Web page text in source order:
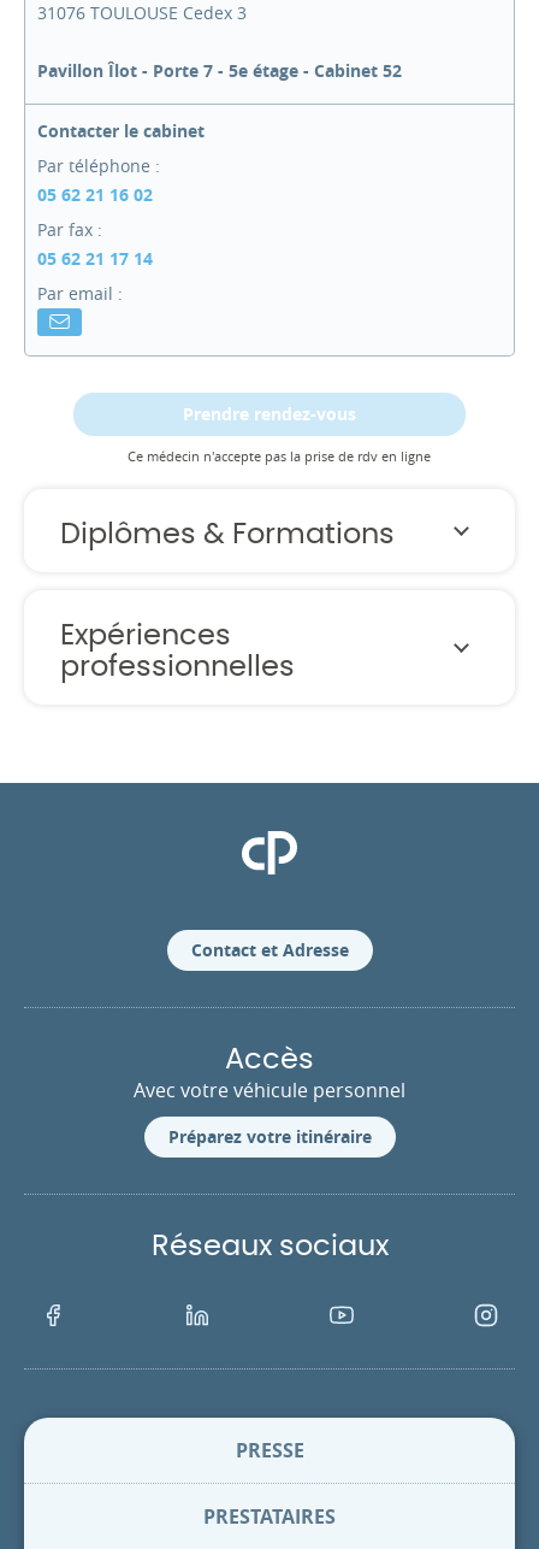
31076 TOULOUSE Cedex 3
Pavillon Îlot - Porte 7 - 5e étage - Cabinet 52
Contacter le cabinet
Par téléphone :
05 62 21 16 02
Par fax :
05 62 21 17 14
Par email :
Prendre rendez-vous
Ce médecin n'accepte pas la prise de rdv en ligne
Diplômes & Formations
Expériences
professionnelles
Clinique Pasteur
Contact et Adresse
Accès
Avec votre véhicule personnel
Préparez votre itinéraire
Réseaux sociaux
Facebook LinkedIn Youtube
PRESSE
PRESTATAIRES